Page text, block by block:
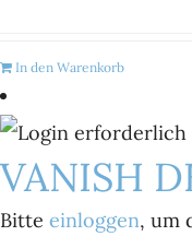
In den Warenkorb
VANISH
Bitte einloggen, um